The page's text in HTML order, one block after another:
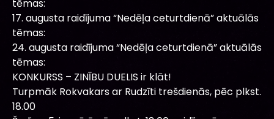
tēmas:
17. augusta raidījuma “Nedēļa ceturtdienā” aktuālās
tēmas:
24. augusta raidījuma “Nedēļa ceturtdienā” aktuālās
tēmas:
KONKURSS – ZINĪBU DUELIS ir klāt!
Turpmāk Rokvakars ar Rudzīti trešdienās, pēc plkst.
18.00